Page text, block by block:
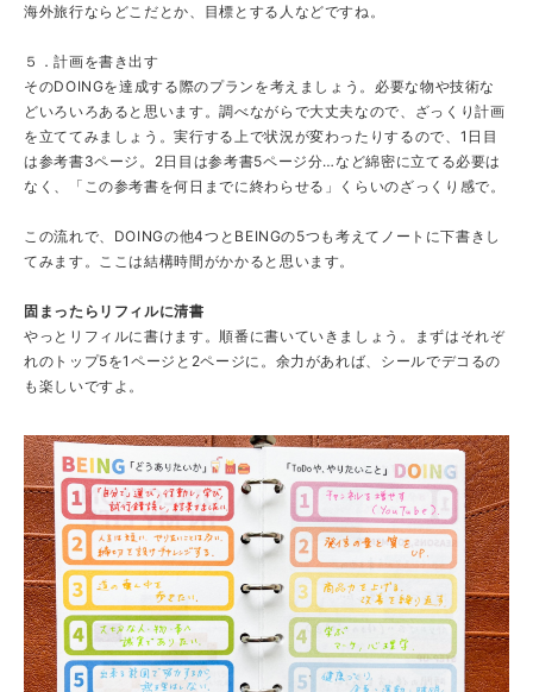
海外旅行ならどこだとか、目標とする人などですね。
５．計画を書き出す
そのDOINGを達成する際のプランを考えましょう。必要な物や技術な
どいろいろあると思います。調べながらで大丈夫なので、ざっくり計画
を立ててみましょう。実行する上で状況が変わったりするので、1日目
は参考書3ページ。2日目は参考書5ページ分…など綿密に立てる必要は
なく、「この参考書を何日までに終わらせる」くらいのざっくり感で。
この流れで、DOINGの他4つとBEINGの5つも考えてノートに下書きし
てみます。ここは結構時間がかかると思います。
固まったらリフィルに清書
やっとリフィルに書けます。順番に書いていきましょう。まずはそれぞ
れのトップ5を1ページと2ページに。余力があれば、シールでデコるの
も楽しいですよ。